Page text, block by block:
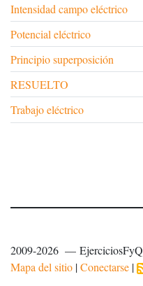
Intensidad campo eléctrico
Potencial eléctrico
Principio superposición
RESUELTO
Trabajo eléctrico
2009-2026 — EjerciciosFyQ
Mapa del sitio |Conectarse |